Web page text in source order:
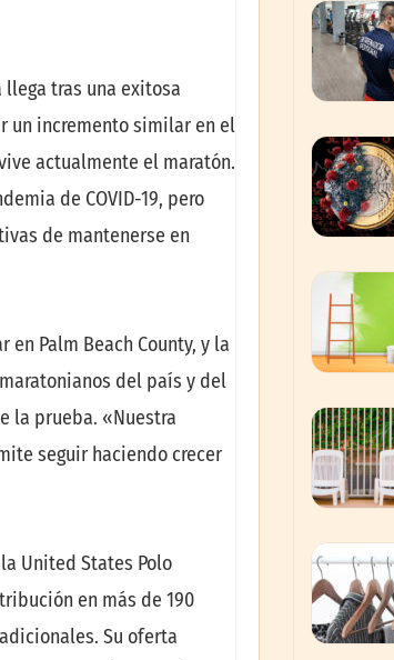
tras una exitosa
un incremento similar en el
actualmente el maratón.
de COVID-19, pero
de mantenerse en
Palm Beach County, y la
del país y del
la prueba. «Nuestra
seguir haciendo crecer
United States Polo
en más de 190
Su oferta